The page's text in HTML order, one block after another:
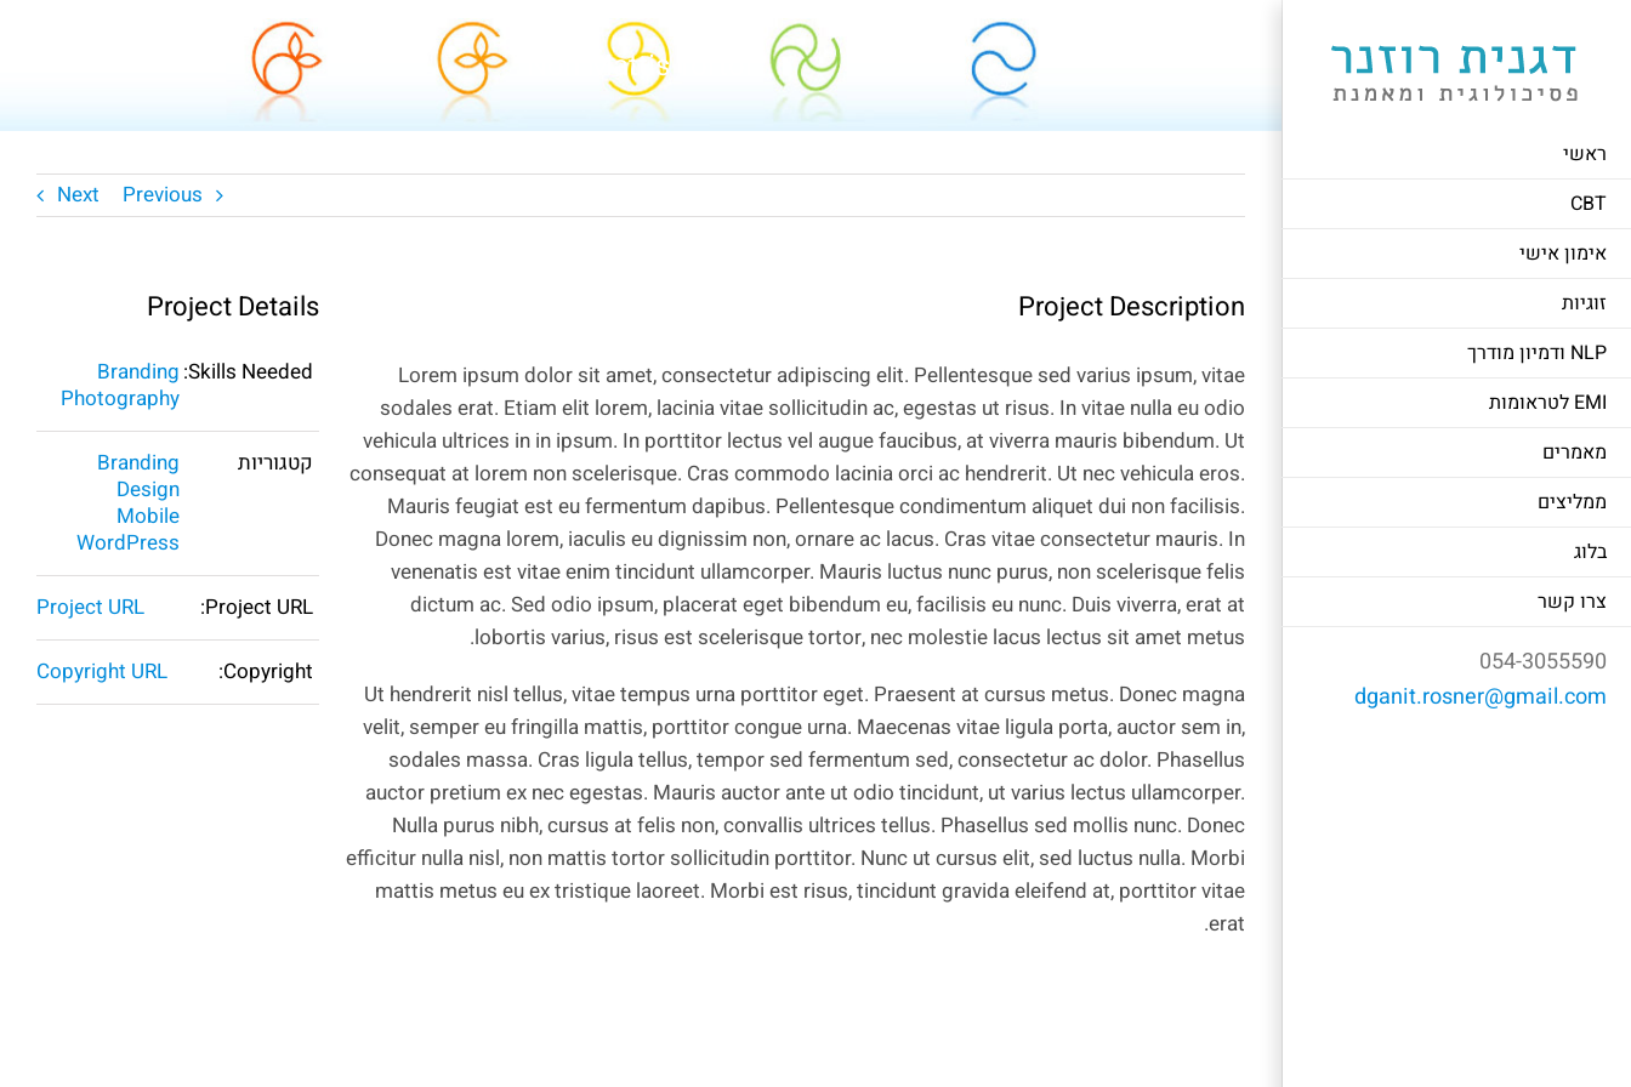
ראשי
CBT
אימון אישי
זוגיות
NLP ודמיון מודרך
EMI לטראומות
מאמרים
ממליצים
בלוג
צרו קשר
054-3055590
dganit.rosner@gmail.com
Non Mattis Tortor
Previous
Next
Project Description
Lorem ipsum dolor sit amet, consectetur adipiscing elit. Pellentesque sed varius ipsum, vitae
sodales erat. Etiam elit lorem, lacinia vitae sollicitudin ac, egestas ut risus. In vitae nulla eu odio
vehicula ultrices in in ipsum. In porttitor lectus vel augue faucibus, at viverra mauris bibendum. Ut
consequat at lorem non scelerisque. Cras commodo lacinia orci ac hendrerit. Ut nec vehicula eros.
Mauris feugiat est eu fermentum dapibus. Pellentesque condimentum aliquet dui non facilisis.
Donec magna lorem, iaculis eu dignissim non, ornare ac lacus. Cras vitae consectetur mauris. In
venenatis est vitae enim tincidunt ullamcorper. Mauris luctus nunc purus, non scelerisque felis
dictum ac. Sed odio ipsum, placerat eget bibendum eu, facilisis eu nunc. Duis viverra, erat at
lobortis varius, risus est scelerisque tortor, nec molestie lacus lectus sit amet metus.
Ut hendrerit nisl tellus, vitae tempus urna porttitor eget. Praesent at cursus metus. Donec magna
velit, semper eu fringilla mattis, porttitor congue urna. Maecenas vitae ligula porta, auctor sem in,
sodales massa. Cras ligula tellus, tempor sed fermentum sed, consectetur ac dolor. Phasellus
auctor pretium ex nec egestas. Mauris auctor ante ut odio tincidunt, ut varius lectus ullamcorper.
Nulla purus nibh, cursus at felis non, convallis ultrices tellus. Phasellus sed mollis nunc. Donec
efficitur nulla nisl, non mattis tortor sollicitudin porttitor. Nunc ut cursus elit, sed luctus nulla. Morbi
mattis metus eu ex tristique laoreet. Morbi est risus, tincidunt gravida eleifend at, porttitor vitae
erat.
Project Details
Skills Needed:
Branding
Photography
קטגוריות
Branding
Design
Mobile
WordPress
Project URL:
Project URL
Copyright:
Copyright URL